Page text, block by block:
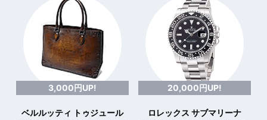
3,000円UP!
ベルルッティ トゥジュール
20,000円UP!
ロレックス サブマリーナ